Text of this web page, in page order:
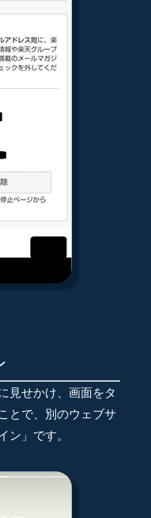
見せかけ、画面をタ
とで、別のウェブサ
ン」です。